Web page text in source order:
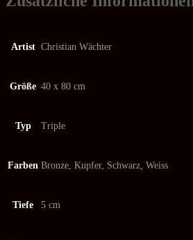
Artist Christian Wächter
Größe 40 x 80 cm
Typ Triple
Farben Bronze, Kupfer, Schwarz, Weiss
Tiefe 5 cm